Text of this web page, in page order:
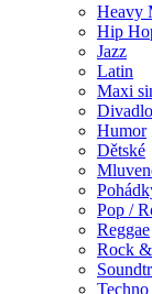
Heavy
Hip
Jazz
Latin
Maxi
Divadlo
Humor
Dětské
Pop /
Reggae
Rock
Techno